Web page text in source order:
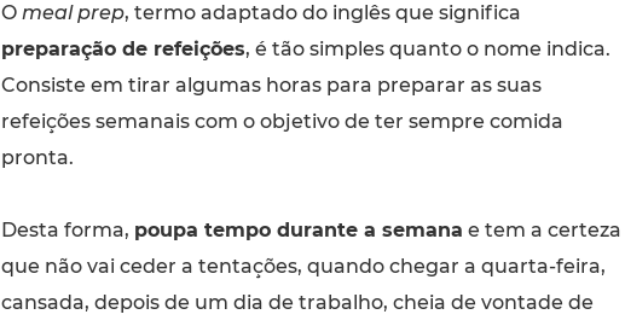
O meal prep, termo adaptado do inglês que significa
preparação de refeições, é tão simples quanto o nome indica.
Consiste em tirar algumas horas para preparar as suas
refeições semanais com o objetivo de ter sempre comida
pronta.
Desta forma, poupa tempo durante a semana e tem a certeza
que não vai ceder a tentações, quando chegar a quarta-feira,
cansada, depois de um dia de trabalho, cheia de vontade de